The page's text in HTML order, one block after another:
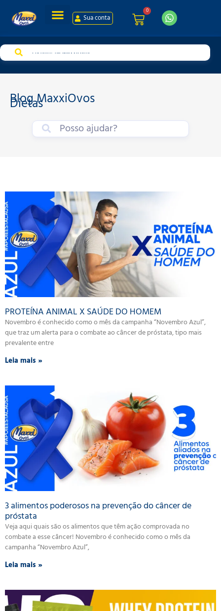
Sua conta
0
Blog MaxxiOvos
Dietas
PROTEÍNA ANIMAL X SAÚDE DO HOMEM
Novembro é conhecido como o mês da campanha “Novembro Azul”,
que traz um alerta para o combate ao câncer de próstata, tipo mais
prevalente entre
Leia mais »
3 alimentos poderosos na prevenção do câncer de
próstata
Veja aqui quais são os alimentos que têm ação comprovada no
combate a esse câncer! Novembro é conhecido como o mês da
campanha “Novembro Azul”,
Leia mais »